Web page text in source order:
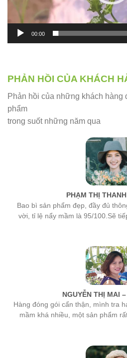
00:00
PHẢN HỒI CỦA KHÁCH
Phản hồi của những khách hàng
phẩm
trong suốt những năm qua
PHẠM THỊ
Bao bì sản phẩm đẹp, đầy đủ
vời, tỉ lệ nẩy mầm là 95/100.Sẽ
NGUYỄN THỊ MAI
Hàng đóng gói cẩn thận, mình tra
mầm khá nhiều, một sản phẩm